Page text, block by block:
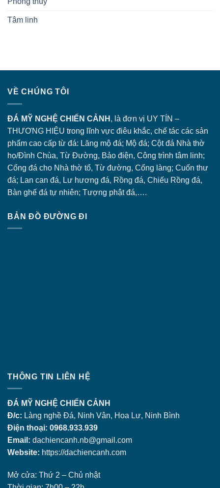
Tâm linh
VỀ CHÚNG TÔI
ĐÁ MỸ NGHỆ CHIẾN CẢNH , là đơn vị UY TÍN –
THƯƠNG HIỆU trong lĩnh vực điêu khắc, chế tác các sản
phẩm cao cấp từ đá: Lăng mộ đá; Mộ đá; Cột đá Nhà thờ
họ/Đình Chùa, Từ Đường, Bảo điện, Công trình tâm linh;
Cổng đá cho Nhà thờ tổ, Từ đường, Cổng làng; Cuốn thư
đá; Lan can đá, Lư hương đá, Rồng đá, Chiếu Rồng đá,
Bàn ghế đá tự nhiên; Tượng phật đá,….
BẢN ĐỒ ĐƯỜNG ĐI
THÔNG TIN LIÊN HỆ
ĐÁ MỸ NGHỆ CHIẾN CẢNH
Đ/c: Làng nghề Đá, Ninh Vân, Hoa Lư, Ninh Bình
Điện thoại: 0968.933.939
Email: dachiencanh.nb@gmail.com
Website: https://dachiencanh.com
Mở cửa: Thứ 2 – Chủ nhật